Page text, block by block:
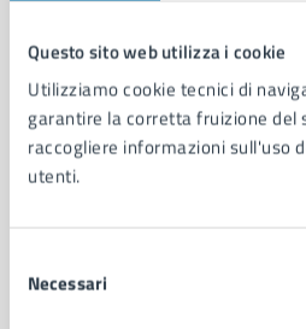
Questo sito web utilizza i cookie
Utilizziamo cookie tecnici di
garantire la corretta fruizione del
raccogliere informazioni sull'uso
utenti.
delNecessari
Comune di Napoli
AMMINISTRAZIONE
Uffici